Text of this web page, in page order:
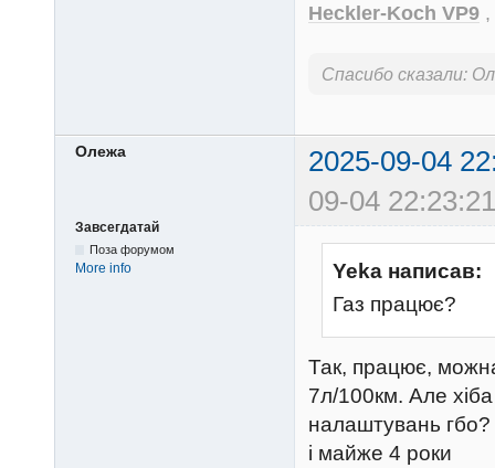
Heckler-Koch VP9 ,
Спасибо сказали:
Олежа
2025-09-04
09-04
Завсегдатай
Поза форумом
More info
Yeka написав:
Газ працює?
Так, працює,
7л/100км. Але
налаштувань гбо?
і майже 4 роки